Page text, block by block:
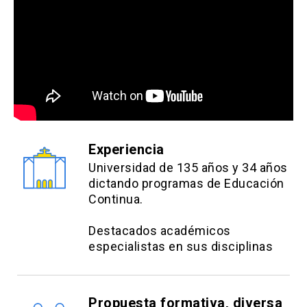
Experiencia
Universidad de 135 años y 34 años
dictando programas de Educación
Continua.
Destacados académicos
especialistas en sus disciplinas
Propuesta formativa, diversa